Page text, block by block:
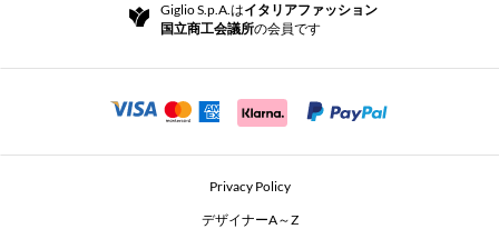
Beauty Seekers VIP Club
For a safe shopping experience
Security Communication
Giglio S.p.A.はイタリアファッション
国立商工会議所の会員です
Privacy Policy
デザイナーA～Z